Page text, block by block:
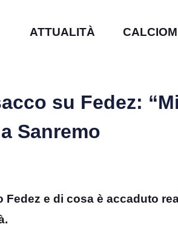
ATTUALITÀ
su Fedez:
Sanremo
e di cosa è accaduto